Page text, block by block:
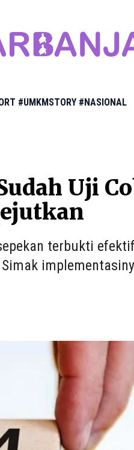
#UMKMSTORY #NASIONAL
Uji
terbukti